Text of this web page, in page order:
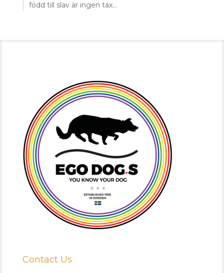
född till slav är ingen tax…
Contact Us